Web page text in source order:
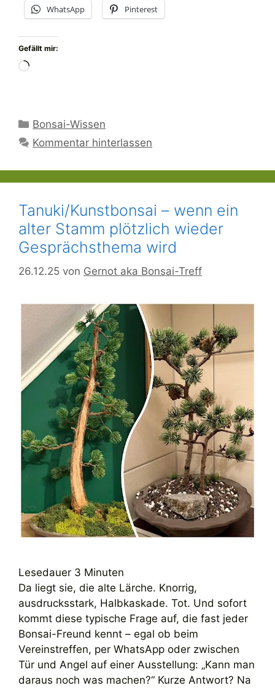
WhatsApp Pinterest
Gefällt mir:
Wird
Kategorien
Bonsai-Wissen
Kommentar hinterlassen
Tanuki/Kunstbonsai – wenn ein
alter Stamm plötzlich wieder
Gesprächsthema wird
26.12.25 von Gernot aka Bonsai-Treff
Lesedauer 3 Minuten
Da liegt sie, die alte Lärche. Knorrig,
ausdrucksstark, Halbkaskade. Tot. Und sofort
kommt diese typische Frage auf, die fast jeder
Bonsai-Freund kennt – egal ob beim
Vereinstreffen, per WhatsApp oder zwischen
Tür und Angel auf einer Ausstellung: „Kann man
daraus noch was machen?“ Kurze Antwort? Na